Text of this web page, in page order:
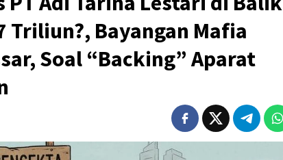
Triliun?, Bayangan Mafia
Soal “Backing” Aparat